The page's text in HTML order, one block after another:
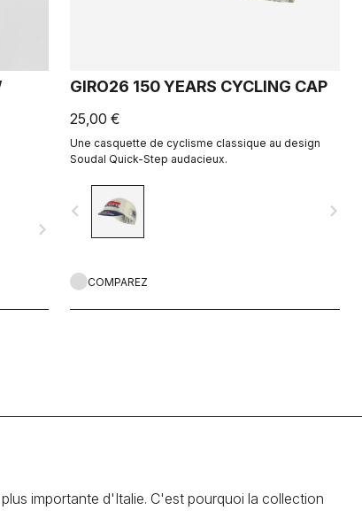
navigate_next
GIRO26 150 YEARS CYCLING CAP
25,00 €
Une casquette de cyclisme classique au design
Soudal Quick-Step audacieux.
navigate_before navigate_next
COMPAREZ
importante d'Italie. C'est pourquoi la collection